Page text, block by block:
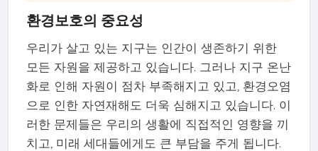
환경보호의 중요성
우리가 살고 있는 지구는 인간이 생존하기 위한
모든 자원을 제공하고 있습니다. 그러나 지구 온난
화로 인해 자원이 점차 부족해지고 있고, 환경오염
으로 인한 자연재해도 더욱 심해지고 있습니다. 이
러한 문제들은 우리의 생활에 직접적인 영향을 끼
치고, 미래 세대들에게도 큰 부담을 주게 됩니다.